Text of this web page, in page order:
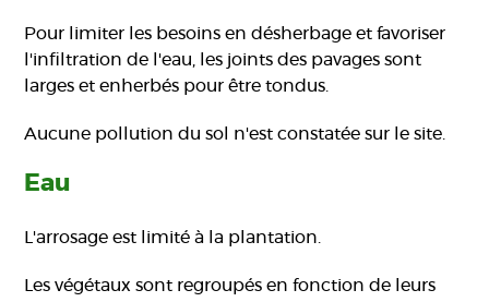
Pour limiter les besoins en désherbage et favoriser
l'infiltration de l'eau, les joints des pavages sont
larges et enherbés pour être tondus.
Aucune pollution du sol n'est constatée sur le site.
Eau
L'arrosage est limité à la plantation.
Les végétaux sont regroupés en fonction de leurs